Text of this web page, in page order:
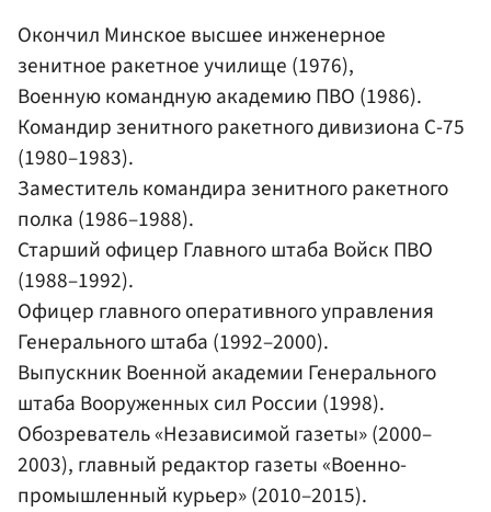
Окончил Минское высшее инженерное
зенитное ракетное училище (1976),
Военную командную академию ПВО (1986).
Командир зенитного ракетного дивизиона С-75
(1980–1983).
Заместитель командира зенитного ракетного
полка (1986–1988).
Старший офицер Главного штаба Войск ПВО
(1988–1992).
Офицер главного оперативного управления
Генерального штаба (1992–2000).
Выпускник Военной академии Генерального
штаба Вооруженных сил России (1998).
Обозреватель «Независимой газеты» (2000–
2003), главный редактор газеты «Военно-
промышленный курьер» (2010–2015).